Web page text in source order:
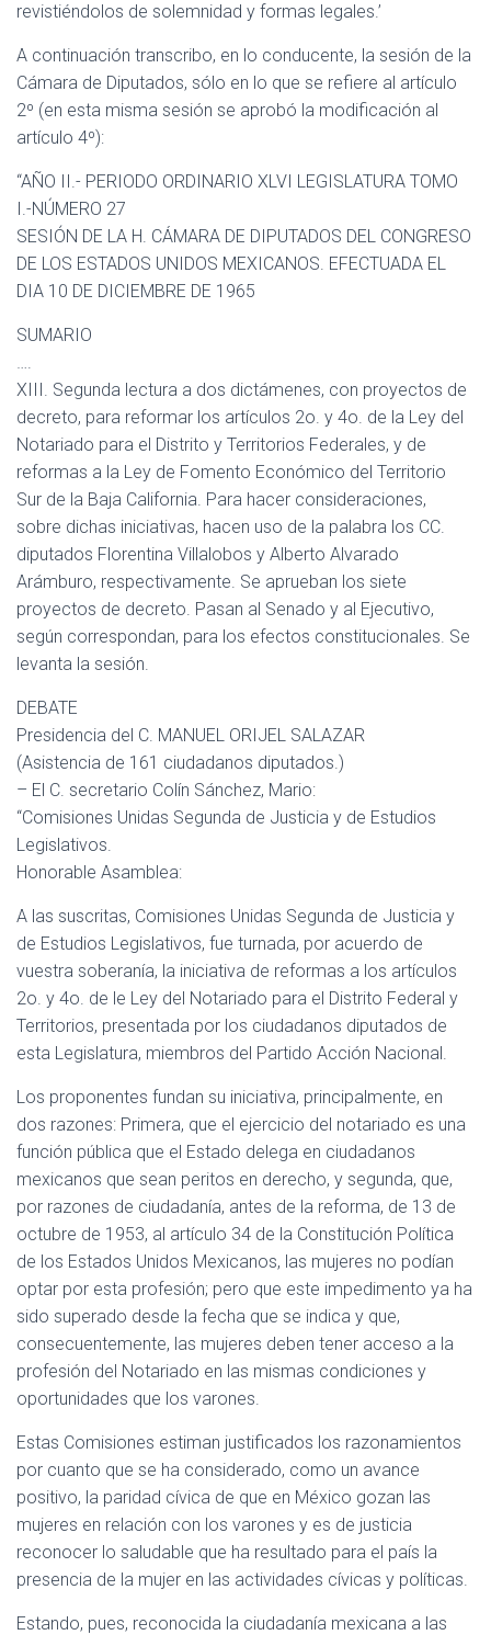
revistiéndolos de solemnidad y formas legales.’
A continuación transcribo, en lo conducente, la sesión de la
Cámara de Diputados, sólo en lo que se refiere al artículo
2º (en esta misma sesión se aprobó la modificación al
artículo 4º):
“AÑO II.- PERIODO ORDINARIO XLVI LEGISLATURA TOMO
I.-NÚMERO 27
SESIÓN DE LA H. CÁMARA DE DIPUTADOS DEL CONGRESO
DE LOS ESTADOS UNIDOS MEXICANOS. EFECTUADA EL
DIA 10 DE DICIEMBRE DE 1965
SUMARIO
….
XIII. Segunda lectura a dos dictámenes, con proyectos de
decreto, para reformar los artículos 2o. y 4o. de la Ley del
Notariado para el Distrito y Territorios Federales, y de
reformas a la Ley de Fomento Económico del Territorio
Sur de la Baja California. Para hacer consideraciones,
sobre dichas iniciativas, hacen uso de la palabra los CC.
diputados Florentina Villalobos y Alberto Alvarado
Arámburo, respectivamente. Se aprueban los siete
proyectos de decreto. Pasan al Senado y al Ejecutivo,
según correspondan, para los efectos constitucionales. Se
levanta la sesión.
DEBATE
Presidencia del C. MANUEL ORIJEL SALAZAR
(Asistencia de 161 ciudadanos diputados.)
– El C. secretario Colín Sánchez, Mario:
“Comisiones Unidas Segunda de Justicia y de Estudios
Legislativos.
Honorable Asamblea:
A las suscritas, Comisiones Unidas Segunda de Justicia y
de Estudios Legislativos, fue turnada, por acuerdo de
vuestra soberanía, la iniciativa de reformas a los artículos
2o. y 4o. de le Ley del Notariado para el Distrito Federal y
Territorios, presentada por los ciudadanos diputados de
esta Legislatura, miembros del Partido Acción Nacional.
Los proponentes fundan su iniciativa, principalmente, en
dos razones: Primera, que el ejercicio del notariado es una
función pública que el Estado delega en ciudadanos
mexicanos que sean peritos en derecho, y segunda, que,
por razones de ciudadanía, antes de la reforma, de 13 de
octubre de 1953, al artículo 34 de la Constitución Política
de los Estados Unidos Mexicanos, las mujeres no podían
optar por esta profesión; pero que este impedimento ya ha
sido superado desde la fecha que se indica y que,
consecuentemente, las mujeres deben tener acceso a la
profesión del Notariado en las mismas condiciones y
oportunidades que los varones.
Estas Comisiones estiman justificados los razonamientos
por cuanto que se ha considerado, como un avance
positivo, la paridad cívica de que en México gozan las
mujeres en relación con los varones y es de justicia
reconocer lo saludable que ha resultado para el país la
presencia de la mujer en las actividades cívicas y políticas.
Estando, pues, reconocida la ciudadanía mexicana a las